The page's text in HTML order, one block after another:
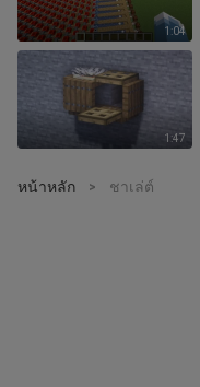
1:04
1:47
หน้าหลัก > ชาเล่ต์